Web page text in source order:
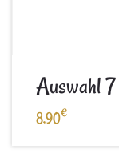
Auswahl 7
8,90€